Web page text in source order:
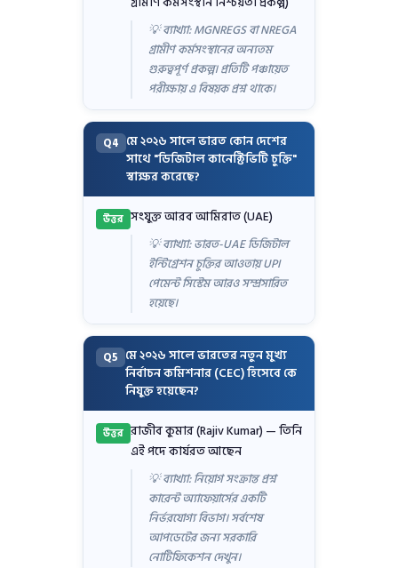
💡 ব্যাখ্যা: MGNREGS বা NREGA
গ্রামীণ কর্মসংস্থানের অন্যতম
গুরুত্বপূর্ণ প্রকল্প। প্রতিটি পঞ্চায়েত
পরীক্ষায় এ বিষয়ক প্রশ্ন থাকে।
Q4 মে ২০২৬ সালে ভারত কোন দেশের
সাথে "ডিজিটাল কানেক্টিভিটি চুক্তি"
স্বাক্ষর করেছে?
উত্তর সংযুক্ত আরব আমিরাত (UAE)
💡 ব্যাখ্যা: ভারত-UAE ডিজিটাল
ইন্টিগ্রেশন চুক্তির আওতায় UPI
পেমেন্ট সিস্টেম আরও সম্প্রসারিত
হয়েছে।
Q5 মে ২০২৬ সালে ভারতের নতুন মুখ্য
নির্বাচন কমিশনার (CEC) হিসেবে কে
নিযুক্ত হয়েছেন?
উত্তর রাজীব কুমার (Rajiv Kumar) — তিনি
এই পদে কার্যরত আছেন
💡 ব্যাখ্যা: নিয়োগ সংক্রান্ত প্রশ্ন
কারেন্ট অ্যাফেয়ার্সের একটি
নির্ভরযোগ্য বিভাগ। সর্বশেষ
আপডেটের জন্য সরকারি
নোটিফিকেশন দেখুন।